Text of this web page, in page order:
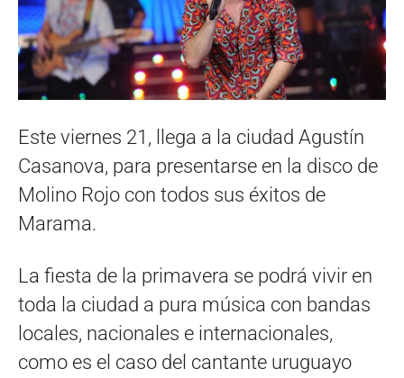
Este viernes 21, llega a la ciudad Agustín
Casanova, para presentarse en la disco de
Molino Rojo con todos sus éxitos de
Marama.
La fiesta de la primavera se podrá vivir en
toda la ciudad a pura música con bandas
locales, nacionales e internacionales,
como es el caso del cantante uruguayo